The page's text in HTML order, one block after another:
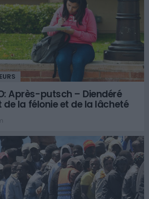
Après-putsch – Diendéré
de la félonie et de la lâcheté